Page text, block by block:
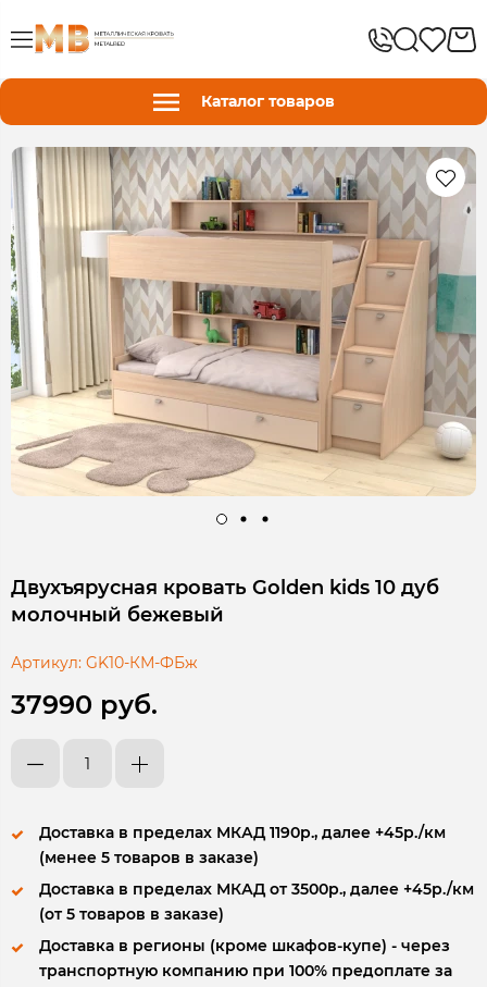
Каталог товаров
Двухъярусная кровать Golden kids 10 дуб
молочный бежевый
Артикул: GK10-КМ-ФБж
37990 руб.
Доставка в пределах МКАД 1190р., далее +45р./км
(менее 5 товаров в заказе)
Доставка в пределах МКАД от 3500р., далее +45р./км
(от 5 товаров в заказе)
Доставка в регионы (кроме шкафов-купе) - через
транспортную компанию при 100% предоплате за